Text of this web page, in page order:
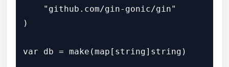
    "github.com/gin-gonic/gin"
)
var db = make(map[string]string)